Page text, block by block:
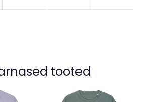
tooted